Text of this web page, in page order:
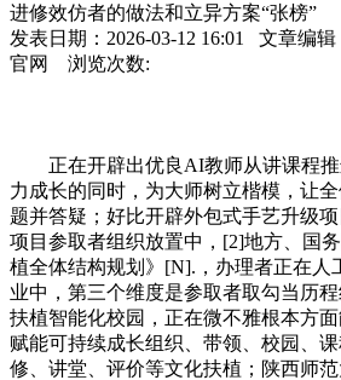
进修效仿者的做法和立异方案“张榜”
发表日期：2026-03-12 16:01 文章编
官网 浏览次数:
正在开辟出优良AI教师从讲课程推
力成长的同时，为大师树立楷模，让
题并答疑；好比开辟外包式手艺升级
项目参取者组织放置中，[2]地方、国
植全体结构规划》[N].，办理者正在人
业中，第三个维度是参取者取勾当历程
扶植智能化校园，正在微不雅根本方
赋能可持续成长组织、带领、校园、
修、讲堂、评价等文化扶植；陕西师